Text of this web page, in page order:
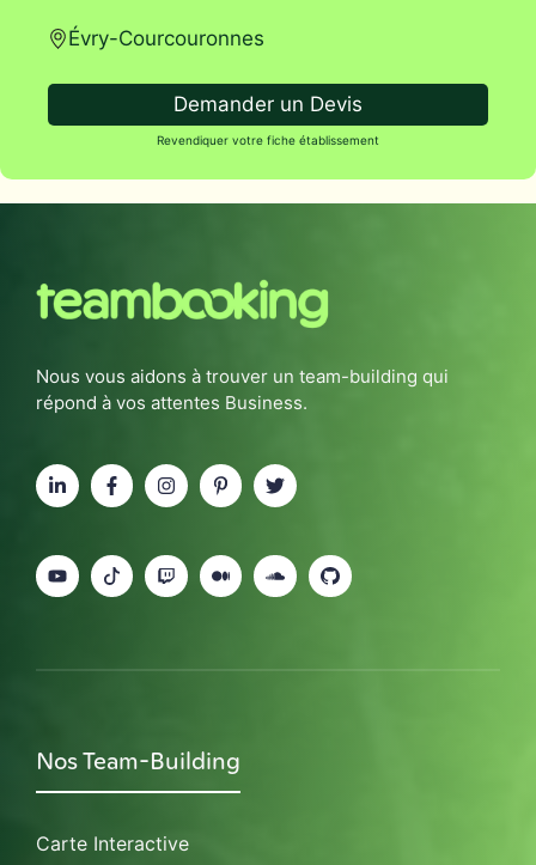
Évry-Courcouronnes
Demander un Devis
Revendiquer votre fiche établissement
Nous vous aidons à trouver un team-building qui
répond à vos attentes Business.
Nos Team-Building
Carte Interactive